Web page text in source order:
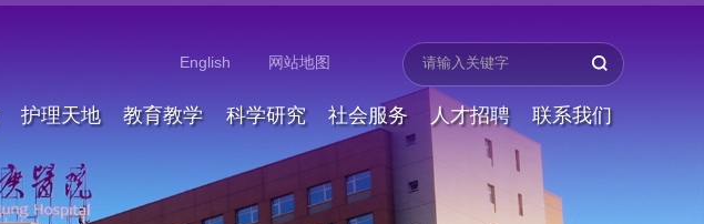
English 网站地图
护理天地 教育教学 科学研究 社会服务 人才招聘 联系我们